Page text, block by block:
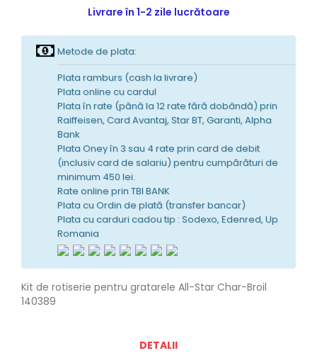
Livrare în 1-2 zile lucrătoare
Metode de plata:
Plata ramburs (cash la livrare)
Plata online cu cardul
Plata în rate (pănă la 12 rate fără dobândă) prin
Raiffeisen, Card Avantaj, Star BT, Garanti, Alpha
Bank
Plata Oney în 3 sau 4 rate prin card de debit
(inclusiv card de salariu) pentru cumpărături de
minimum 450 lei.
Rate online prin TBI BANK
Plata cu Ordin de plată (transfer bancar)
Plata cu carduri cadou tip : Sodexo, Edenred, Up
Romania
Kit de rotiserie pentru gratarele All-Star Char-Broil
140389
DETALII